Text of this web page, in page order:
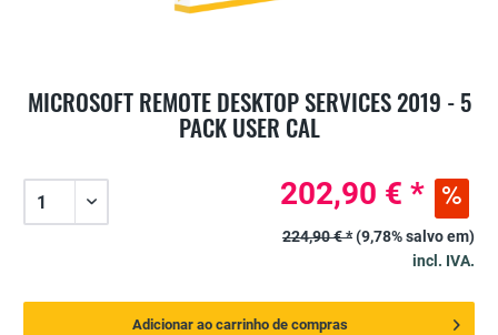
MICROSOFT REMOTE DESKTOP SERVICES 2019 - 5
PACK USER CAL
202,90 € *
224,90 € *(9,78% salvo em)
incl. IVA.
Adicionar ao carrinho de compras